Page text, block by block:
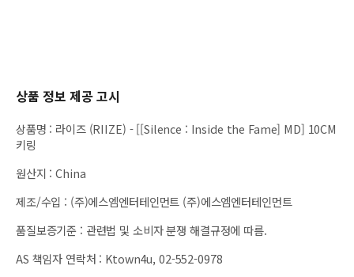
상품 정보 제공 고시
상품명 : 라이즈 (RIIZE) - [[Silence : Inside the Fame] MD] 10CM
키링
원산지 :China
제조/수입 : (주)에스엠엔터테인먼트 (주)에스엠엔터테인먼트
품질보증기준 : 관련법 및 소비자 분쟁 해결규정에 따름.
AS 책임자 연락처 : Ktown4u, 02-552-0978